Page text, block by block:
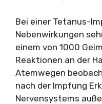
Bei einer Tetanus-
Nebenwirkungen
einem von 1000
Reaktionen an der
Atemwegen
nach der Impfung
Nervensystems